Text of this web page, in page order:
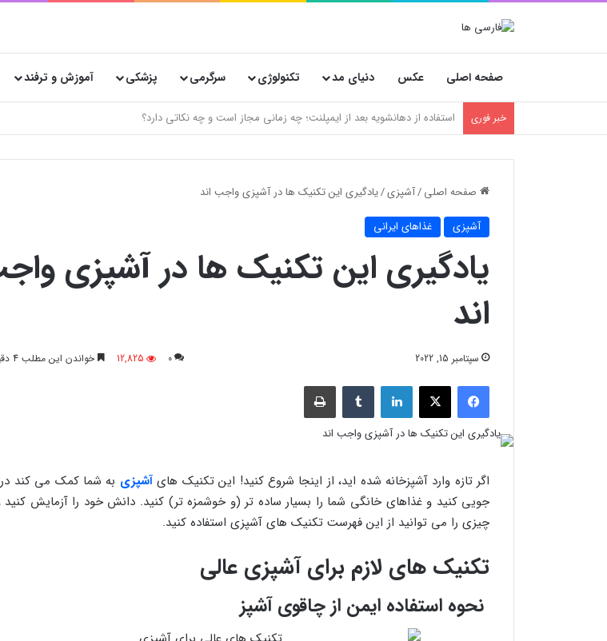
صفحه اصلی عکس دنیای مد تکنولوژی سرگرمی پزشکی آموزش و ترفند
خبر فوری علائم حساسیت به گلوتن که هیچ‌وقت بهشون شک نکردید
صفحه اصلی/آشپزی/یادگیری این تکنیک ها در آشپزی واجب اند
آشپزی غذاهای ایرانی
یادگیری این تکنیک ها در آشپزی
اند
سپتامبر 15, 2022 0
12,825 خواندن این مطلب 4 دقیقه زمان میبرد
فیسبوک X لینکدین ‫تامبلر چاپ
اگر تازه وارد آشپزخانه شده اید، از اینجا شروع کنید! این تکنیک هایآشپزی به شما کمک می کند
جویی کنید و غذاهای خانگی شما را بسیار ساده تر (و خوشمزه تر) کنید. دانش خود را آزمایش کنید
چیزی را می توانید از این فهرست تکنیک های آشپزی استفاده کنید.
تکنیک های لازم برای آشپزی عالی
نحوه استفاده ایمن از چاقوی آشپز